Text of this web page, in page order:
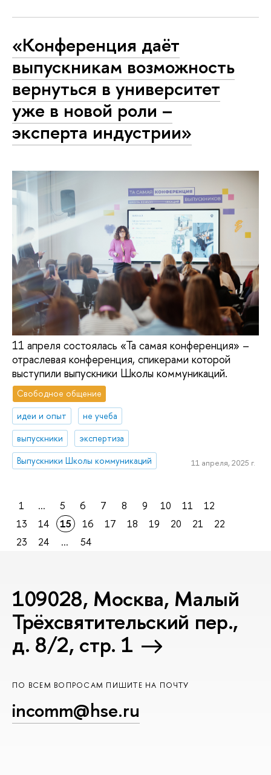
«Конференция даёт
выпускникам возможность
вернуться в университет
уже в новой роли –
эксперта индустрии»
11 апреля состоялась «Та самая конференция» –
отраслевая конференция, спикерами которой
выступили выпускники Школы коммуникаций.
Свободное общение
идеи и опыт
не учеба
выпускники
экспертиза
Выпускники Школы коммуникаций
11 апреля, 2025 г.
1 ... 5 6 7 8 9 10 11
12
13
14 15 16 17 18 19 20 21
22
23
24 ... 54
109028, Москва, Малый
Трёхсвятительский пер.,
д. 8/2, стр. 1
ПО ВСЕМ ВОПРОСАМ ПИШИТЕ НА ПОЧТУ
incomm@hse.ru